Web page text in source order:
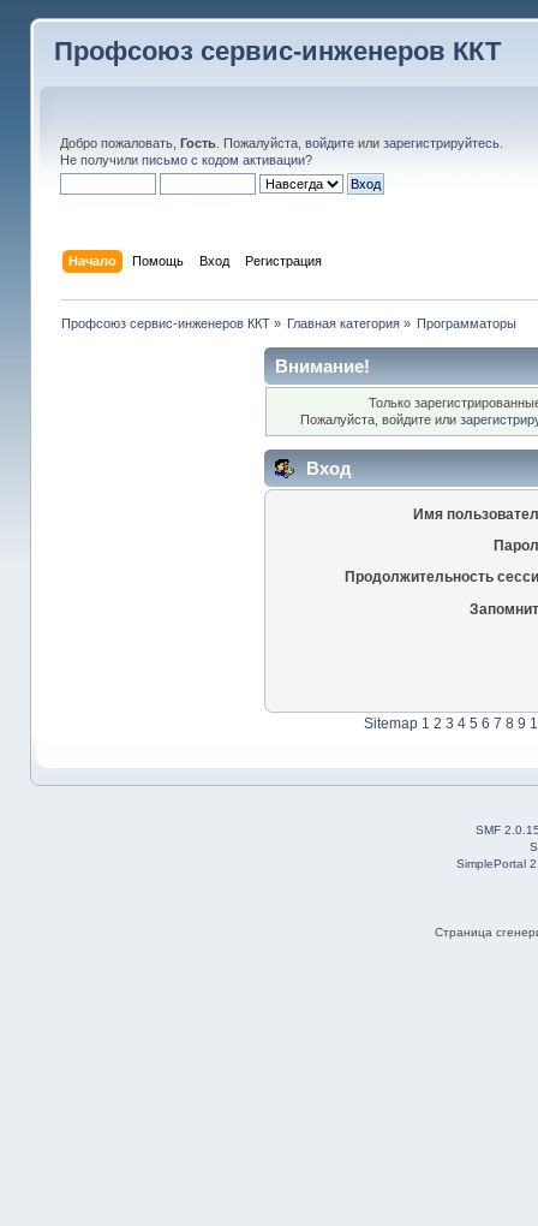
Профсоюз сервис-инженеров ККТ
Добро пожаловать, Гость. Пожалуйста, войдитеили зарегистрируйтесь.
Не получили письмо с кодом активации?
Начало Помощь Вход Регистрация
Профсоюз сервис-инженеров ККТ» Главная категория » Программаторы
Внимание!
Только
Пожалуйста, войдите или
Вход
Имя
Продолжительность
Sitemap 1 2 3 4 5 6 7 8 9
SMF
SimplePortal
Страница